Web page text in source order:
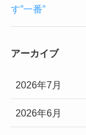
す”一番”
アーカイブ
2026年7月
2026年6月